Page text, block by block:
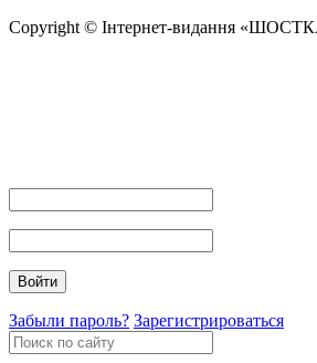
Copyright © Інтернет-видання
Забыли пароль? Зарегистрироваться